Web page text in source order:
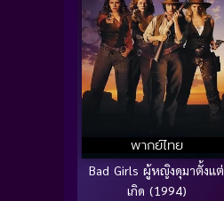
พากย์ไทย
Bad Girls ผู้หญิงดุมาตั้งแต่
เกิด (1994)